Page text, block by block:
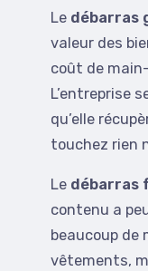
Le débarras
valeur des
coût de
L’entreprise
qu’elle
touchez rien
Le débarras
contenu a
beaucoup de
vêtements,